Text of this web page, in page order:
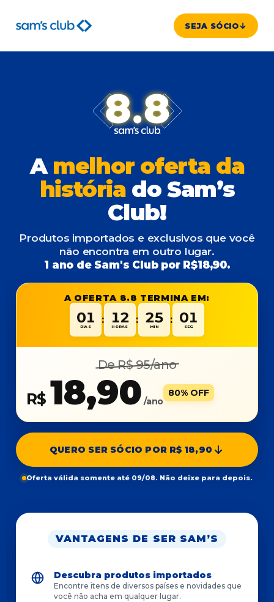
SEJA SÓCIO
A melhor oferta da
históriado Sam’s
Club!
Produtos importados e exclusivos que você
não encontra em outro lugar.
1 ano de Sam's Club por R$18,90.
A OFERTA 8.8 TERMINA EM:
01
DIAS
: 12
HORAS
: 25
MIN
: 01
SEG
De R$ 95/ano
R$ 18,90 /ano
80% OFF
QUERO SER SÓCIO POR R$ 18,90
Oferta válida somente até 09/08. Não deixe para depois.
VANTAGENS DE SER SAM’S
Descubra produtos importados
Encontre itens de diversos países e novidades que
você não acha em qualquer lugar.